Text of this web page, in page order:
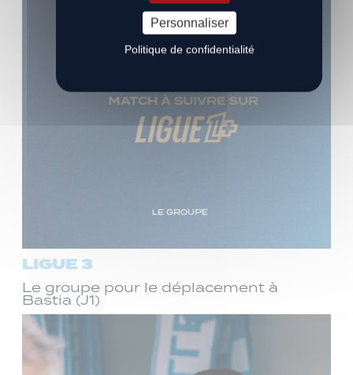
LIGUE 3
Le groupe pour le déplacement à
Bastia (J1)
Personnaliser
Politique de confidentialité